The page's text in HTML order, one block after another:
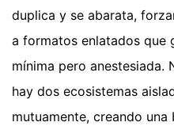
duplica y se abarata,
a formatos enlatados que
mínima pero anestesiada.
hay dos ecosistemas
mutuamente, creando